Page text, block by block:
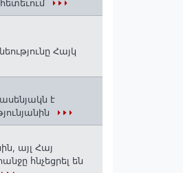
Հայկ
է
այլ Հայ
հնչեցրել են